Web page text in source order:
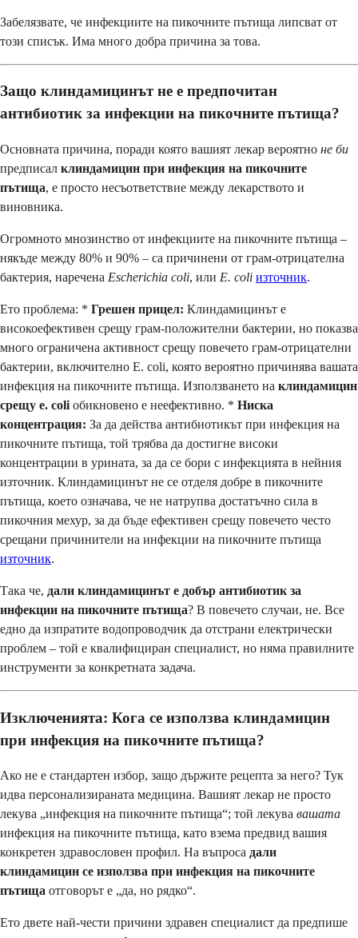
Забелязвате, че инфекциите на пикочните пътища липсват от
този списък. Има много добра причина за това.
Защо клиндамицинът не е предпочитан
антибиотик за инфекции на пикочните пътища?
Основната причина, поради която вашият лекар вероятно не би
предписал клиндамицин при инфекция на пикочните
пътища, е просто несъответствие между лекарството и
виновника.
Огромното мнозинство от инфекциите на пикочните пътища –
някъде между 80% и 90% – са причинени от грам-отрицателна
бактерия, наречена Escherichia coli, или E. coli източник.
Ето проблема: * Грешен прицел: Клиндамицинът е
високоефективен срещу грам-положителни бактерии, но показва
много ограничена активност срещу повечето грам-отрицателни
бактерии, включително E. coli, която вероятно причинява вашата
инфекция на пикочните пътища. Използването на клиндамицин
срещу e. coli обикновено е неефективно. * Ниска
концентрация: За да действа антибиотикът при инфекция на
пикочните пътища, той трябва да достигне високи
концентрации в урината, за да се бори с инфекцията в нейния
източник. Клиндамицинът не се отделя добре в пикочните
пътища, което означава, че не натрупва достатъчно сила в
пикочния мехур, за да бъде ефективен срещу повечето често
срещани причинители на инфекции на пикочните пътища
източник.
Така че, дали клиндамицинът е добър антибиотик за
инфекции на пикочните пътища? В повечето случаи, не. Все
едно да изпратите водопроводчик да отстрани електрически
проблем – той е квалифициран специалист, но няма правилните
инструменти за конкретната задача.
Изключенията: Кога се използва клиндамицин
при инфекция на пикочните пътища?
Ако не е стандартен избор, защо държите рецепта за него? Тук
идва персонализираната медицина. Вашият лекар не просто
лекува „инфекция на пикочните пътища“; той лекува вашата
инфекция на пикочните пътища, като взема предвид вашия
конкретен здравословен профил. На въпроса дали
клиндамицин се използва при инфекция на пикочните
пътища отговорът е „да, но рядко“.
Ето двете най-чести причини здравен специалист да предпише